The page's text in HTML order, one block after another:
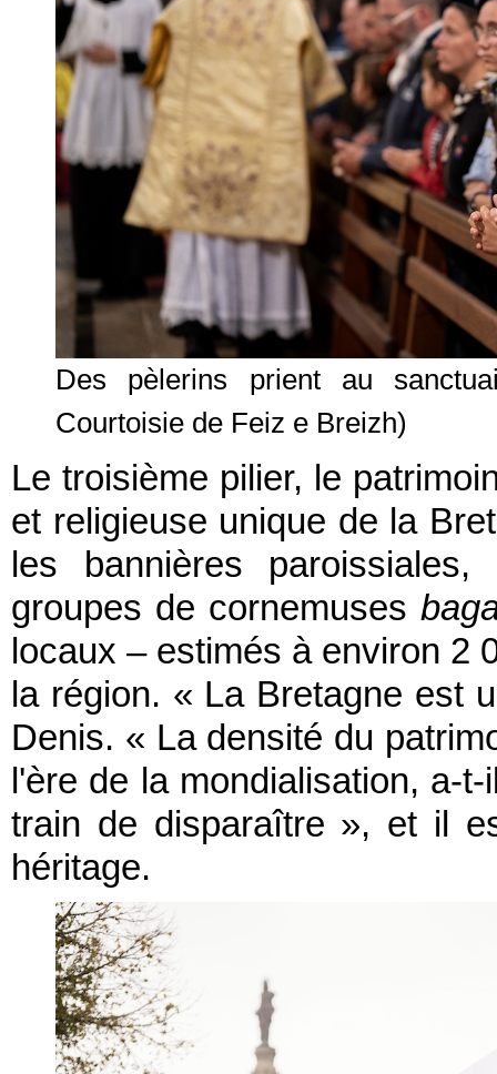
Des pèlerins prient au
Courtoisie de Feiz e Breizh)
Le troisième pilier, le
et religieuse unique de la
les bannières
groupes de cornemuses
locaux – estimés à environ 2
la région. « La Bretagne est
Denis. « La densité du
l'ère de la mondialisation, a-
train de disparaître », et il
héritage.